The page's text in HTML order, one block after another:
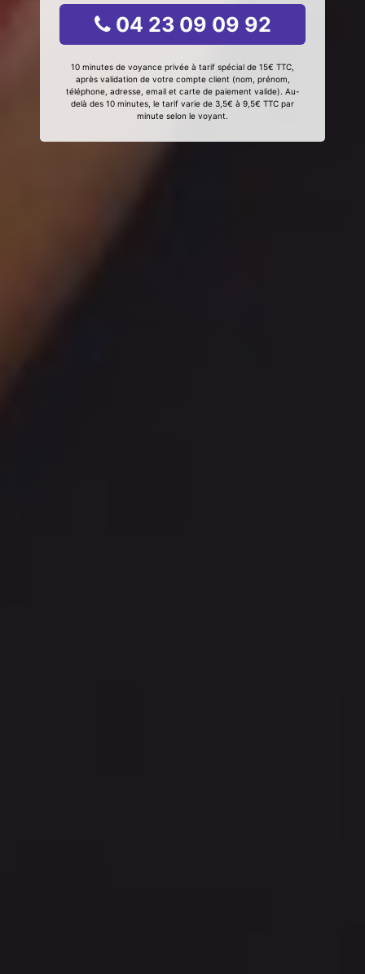
04 23 09 09 92
10 minutes de voyance privée à tarif spécial de 15€ TTC,
après validation de votre compte client (nom, prénom,
téléphone, adresse, email et carte de paiement valide). Au-
delà des 10 minutes, le tarif varie de 3,5€ à 9,5€ TTC par
minute selon le voyant.